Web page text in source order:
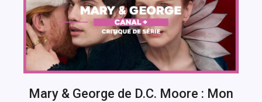
Mary & George de D.C. Moore : Mon